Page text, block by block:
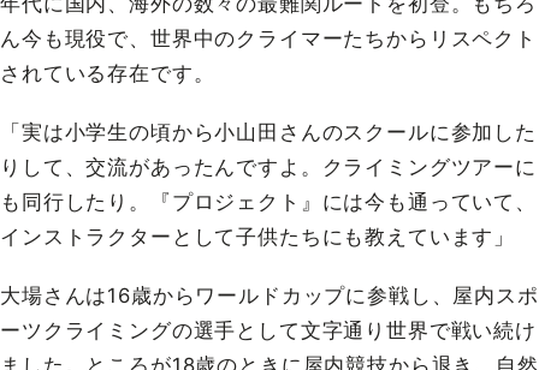
ん今も現役で、世界中のクライマーたちからリスペクト
されている存在です。
「実は小学生の頃から小山田さんのスクールに参加した
りして、交流があったんですよ。クライミングツアーに
も同行したり。『プロジェクト』には今も通っていて、
インストラクターとして子供たちにも教えています」
大場さんは16歳からワールドカップに参戦し、屋内スポ
ーツクライミングの選手として文字通り世界で戦い続け